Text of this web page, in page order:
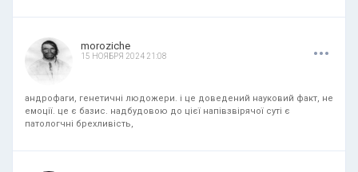
moroziche
15 НОЯБРЯ 2024 21:08 ...
андрофаги, генетичні людожери. і це доведений науковий факт, не
емоції. це є базис. надбудовою до цієї напівзвірячої суті є
патологчні брехливість,